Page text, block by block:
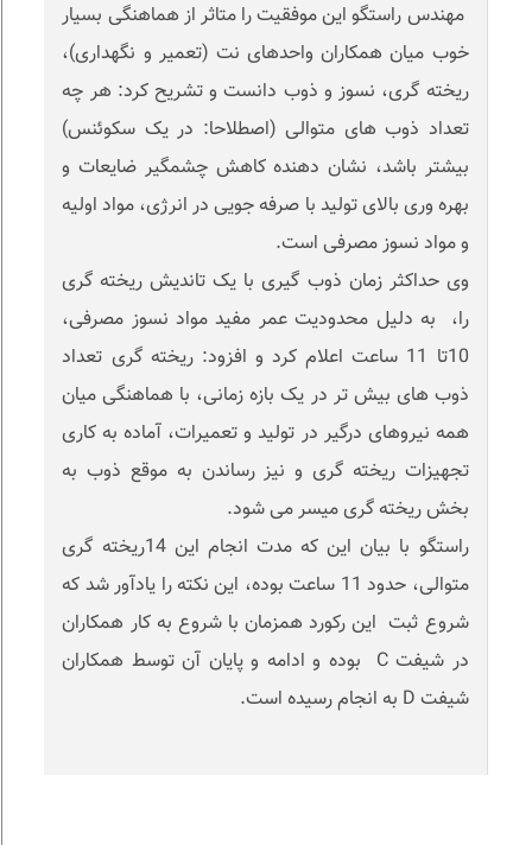
مهندس راستگو این موفقیت را متاثر از هماهنگی بسیار
خوب میان همکاران واحدهای نت (تعمیر و نگهداری)،
ریخته گری، نسوز و ذوب دانست و تشریح کرد: هر چه
تعداد ذوب های متوالی (اصطلاحا: در یک سکوئنس)
بیشتر باشد، نشان دهنده کاهش چشمگیر ضایعات و
بهره وری بالای تولید با صرفه جویی در انرژی، مواد اولیه
و مواد نسوز مصرفی است.
وی حداکثر زمان ذوب گیری با یک تاندیش ریخته گری
را، به دلیل محدودیت عمر مفید مواد نسوز مصرفی،
10تا 11 ساعت اعلام کرد و افزود: ریخته گری تعداد
ذوب های بیش تر در یک بازه زمانی، با هماهنگی میان
همه نیروهای درگیر در تولید و تعمیرات، آماده به کاری
تجهیزات ریخته گری و نیز رساندن به موقع ذوب به
بخش ریخته گری میسر می شود.
راستگو با بیان این که مدت انجام این 14ریخته گری
متوالی، حدود 11 ساعت بوده، این نکته را یادآور شد که
شروع ثبت این رکورد همزمان با شروع به کار همکاران
در شیفت C بوده و ادامه و پایان آن توسط همکاران
شیفت D به انجام رسیده است.